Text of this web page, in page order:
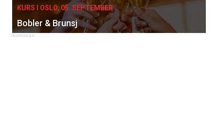
KURS I OSLO, 05. SEPTEMBER
Bobler & Brunsj